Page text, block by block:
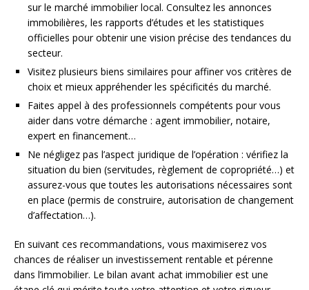
sur le marché immobilier local. Consultez les annonces
immobilières, les rapports d’études et les statistiques
officielles pour obtenir une vision précise des tendances du
secteur.
Visitez plusieurs biens similaires pour affiner vos critères de
choix et mieux appréhender les spécificités du marché.
Faites appel à des professionnels compétents pour vous
aider dans votre démarche : agent immobilier, notaire,
expert en financement…
Ne négligez pas l’aspect juridique de l’opération : vérifiez la
situation du bien (servitudes, règlement de copropriété…) et
assurez-vous que toutes les autorisations nécessaires sont
en place (permis de construire, autorisation de changement
d’affectation…).
En suivant ces recommandations, vous maximiserez vos
chances de réaliser un investissement rentable et pérenne
dans l’immobilier. Le bilan avant achat immobilier est une